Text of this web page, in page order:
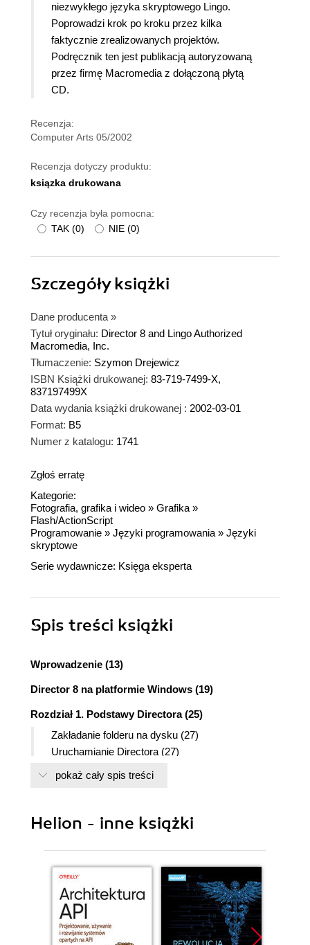
niezwykłego języka skryptowego Lingo.
Poprowadzi krok po kroku przez kilka
faktycznie zrealizowanych projektów.
Podręcznik ten jest publikacją autoryzowaną
przez firmę Macromedia z dołączoną płytą
CD.
Recenzja:
Computer Arts 05/2002
Recenzja dotyczy produktu:
ksiązka drukowana
Czy recenzja była pomocna:
TAK (0) NIE (0)
Szczegółyksiążki
Dane producenta »
Tytuł oryginału: Director 8 and Lingo Authorized
Macromedia, Inc.
Tłumaczenie: Szymon Drejewicz
ISBN Książki drukowanej: 83-719-7499-X,
837197499X
Data wydania książki drukowanej : 2002-03-01
Format: B5
Numer z katalogu: 1741
Zgłoś erratę
Kategorie:
Fotografia, grafika i wideo » Grafika »
Flash/ActionScript
Programowanie » Języki programowania » Języki
skryptowe
Serie wydawnicze: Księga eksperta
Spis treści książki
Wprowadzenie (13)
Director 8 na platformie Windows (19)
Rozdział 1. Podstawy Directora (25)
Zakładanie folderu na dysku (27)
Uruchamianie Directora (27)
Otwieranie paska narzędzi (28)
Używanie panelu sterującego (29)
Otwieranie scenariusza (32)
Otwieranie okien tekstu i grafiki (34)
Używanie systemu pomocy (36)
Dostosowywanie okien do własnych potrzeb (36)
Tworzenie nowego filmu (36)
Ustawianie wielkości sceny (37)
Importowanie obrazka (38)
Wstawianie sprite'ów na scenę (40)
pokaż cały spis treści
Helion - inne książki